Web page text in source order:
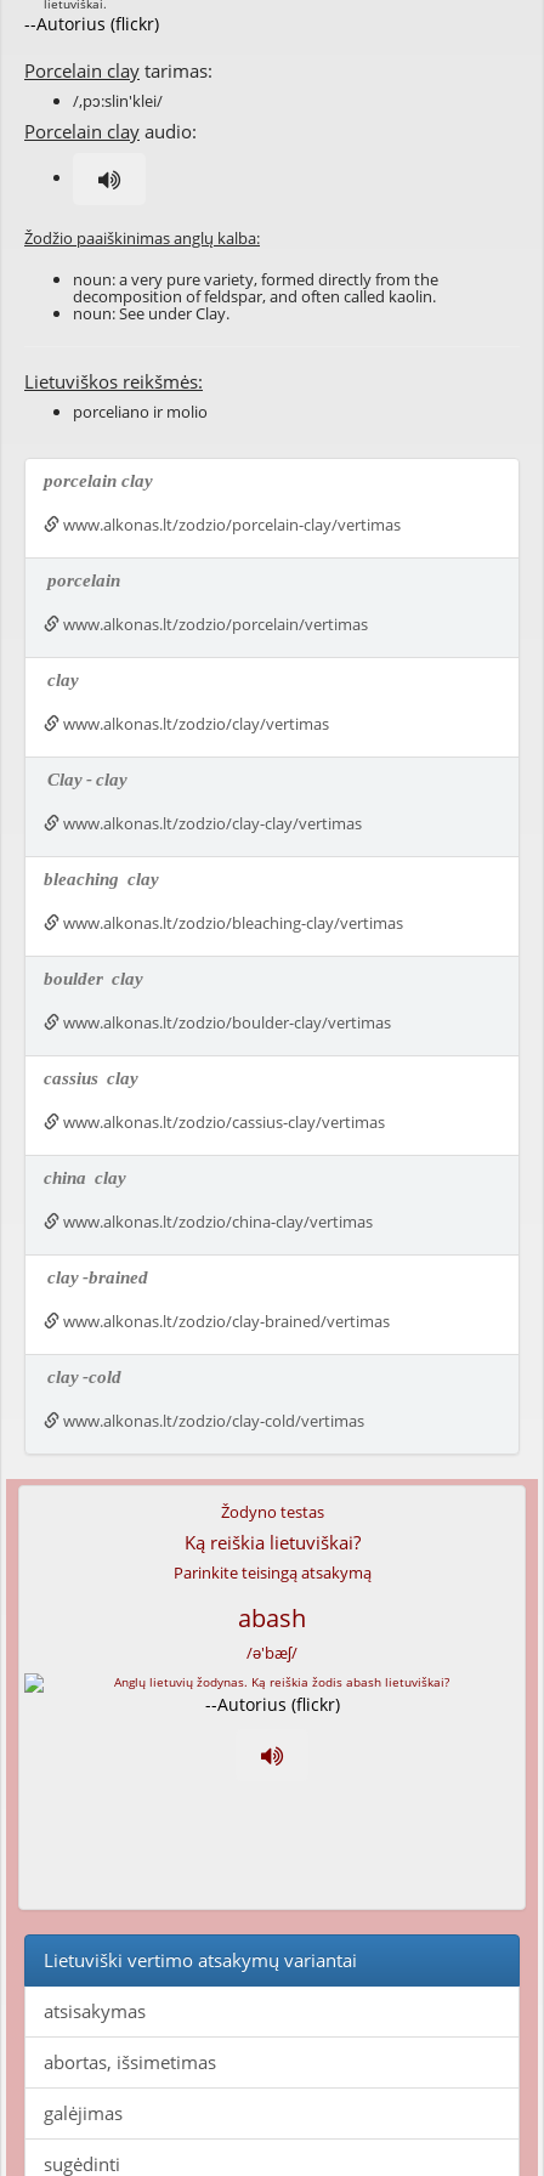
--Autorius (flickr)
Porcelain clay tarimas:
/,pɔ:slin'klei/
Porcelain clay audio:
Žodžio paaiškinimas anglų kalba:
noun: a very pure variety, formed directly from the
decomposition of feldspar, and often called kaolin.
noun: See under Clay.
Lietuviškos reikšmės:
porceliano ir molio
porcelain clay
www.alkonas.lt/zodzio/porcelain-clay/vertimas
porcelain
www.alkonas.lt/zodzio/porcelain/vertimas
clay
www.alkonas.lt/zodzio/clay/vertimas
Clay-clay
www.alkonas.lt/zodzio/clay-clay/vertimas
bleaching clay
www.alkonas.lt/zodzio/bleaching-clay/vertimas
boulder clay
www.alkonas.lt/zodzio/boulder-clay/vertimas
cassius clay
www.alkonas.lt/zodzio/cassius-clay/vertimas
china clay
www.alkonas.lt/zodzio/china-clay/vertimas
clay-brained
www.alkonas.lt/zodzio/clay-brained/vertimas
clay-cold
www.alkonas.lt/zodzio/clay-cold/vertimas
Žodyno testas
Ką reiškia lietuviškai?
Parinkite teisingą atsakymą
abash
/ə'bæʃ/
--Autorius (flickr)
Lietuviški vertimo atsakymų variantai
atsisakymas
abortas, išsimetimas
galėjimas
sugėdinti